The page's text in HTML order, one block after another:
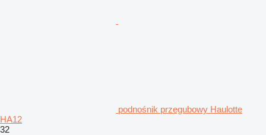
podnośnik przegubowy Haulotte
HA12
32